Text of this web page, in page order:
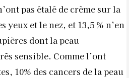
pas étalé de crème sur la
yeux et le nez, et 13,5 % n’en
dont la peau
sensible. Comme l’ont
10% des cancers de la peau